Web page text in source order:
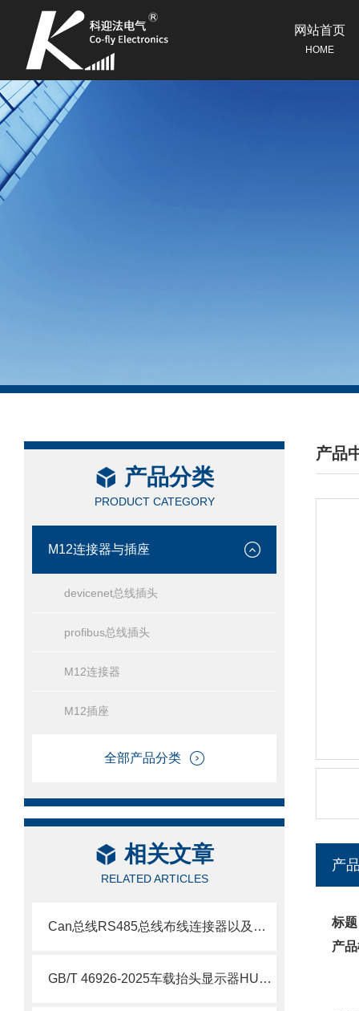
网站首页
HOME
产品分类
PRODUCT CATEGORY
M12连接器与插座
devicenet总线插头
profibus总线插头
M12连接器
M12插座
全部产品分类
相关文章
RELATED ARTICLES
Can总线RS485总线布线连接器以及航空插头定义
GB/T 46926-2025车载抬头显示器HUD日光阳光倒灌GC003
产品
/
产
标
产